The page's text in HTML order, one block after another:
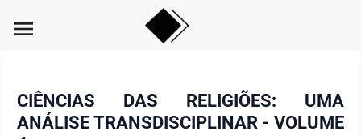
menu
CIÊNCIAS DAS RELIGIÕES: UMA
ANÁLISE TRANSDISCIPLINAR - VOLUME